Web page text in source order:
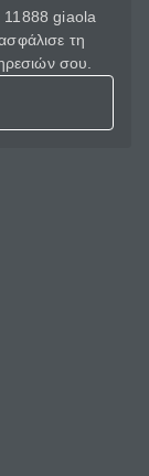
11888 giaola
τη
σου.